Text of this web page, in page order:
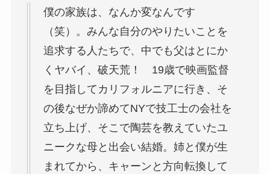
僕の家族は、なんか変なんです
（笑）。みんな自分のやりたいことを
追求する人たちで、中でも父はとにか
くヤバイ、破天荒！ 19歳で映画監督
を目指してカリフォルニアに行き、そ
の後なぜか諦めてNYで技工士の会社を
立ち上げ、そこで陶芸を教えていたユ
ニークな母と出会い結婚。姉と僕が生
まれてから、キャーンと方向転換して